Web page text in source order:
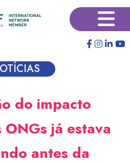
×
do impacto
já estava
antes da